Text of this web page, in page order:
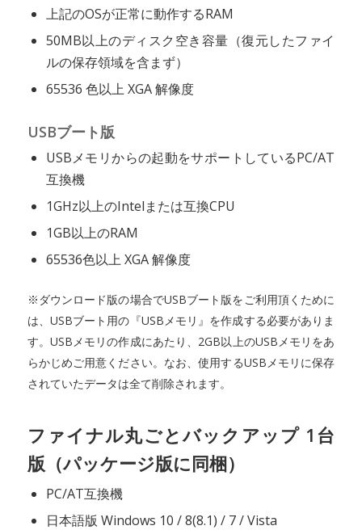
上記のOSが正常に動作するRAM
50MB以上のディスク空き容量（復元したファイ
ルの保存領域を含まず）
65536 色以上 XGA 解像度
USBブート版
USBメモリからの起動をサポートしているPC/AT
互換機
1GHz以上のIntelまたは互換CPU
1GB以上のRAM
65536色以上 XGA 解像度
※ダウンロード版の場合でUSBブート版をご利用頂くために
は、USBブート用の『USBメモリ』を作成する必要がありま
す。USBメモリの作成にあたり、2GB以上のUSBメモリをあ
らかじめご用意ください。なお、使用するUSBメモリに保存
されていたデータは全て削除されます。
ファイナル丸ごとバックアップ 1台
版（パッケージ版に同梱）
PC/AT互換機
日本語版 Windows 10 / 8(8.1) / 7 / Vista